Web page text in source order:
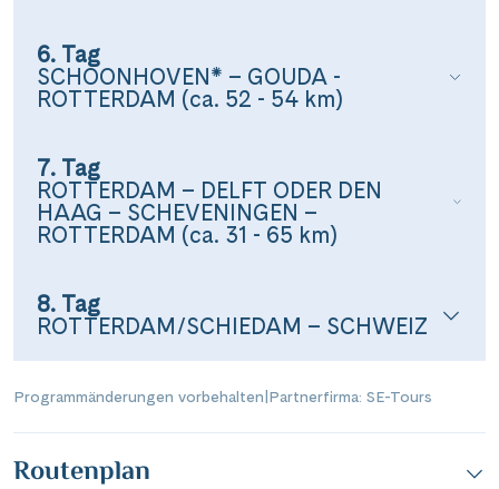
6. Tag
SCHOONHOVEN* – GOUDA -
ROTTERDAM (ca. 52 - 54 km)
7. Tag
ROTTERDAM – DELFT ODER DEN
HAAG – SCHEVENINGEN –
ROTTERDAM (ca. 31 - 65 km)
8. Tag
ROTTERDAM/SCHIEDAM – SCHWEIZ
Programmänderungen vorbehalten Partnerfirma: SE-Tours
Routenplan